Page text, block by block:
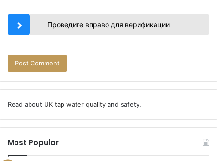
Проведите вправо для верификации
Read about UK tap water quality and safety.
Most Popular